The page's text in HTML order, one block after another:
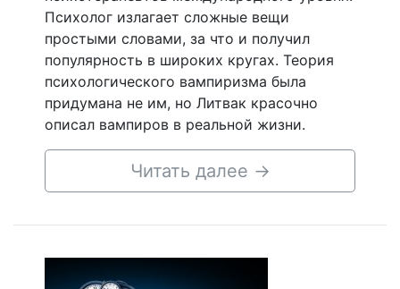
Психолог излагает сложные вещи
простыми словами, за что и получил
популярность в широких кругах. Теория
психологического вампиризма была
придумана не им, но Литвак красочно
описал вампиров в реальной жизни.
Читать далее →